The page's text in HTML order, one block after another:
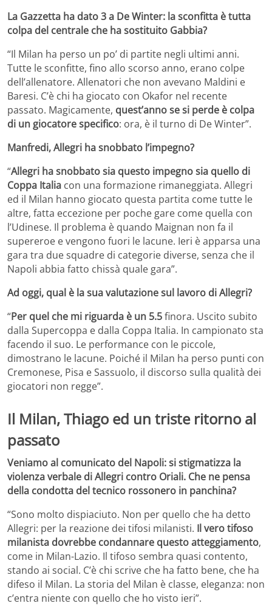
La Gazzetta ha dato 3 a De Winter: la sconfitta è tutta
colpa del centrale che ha sostituito Gabbia?
“Il Milan ha perso un po’ di partite negli ultimi anni.
Tutte le sconfitte, fino allo scorso anno, erano colpe
dell’allenatore. Allenatori che non avevano Maldini e
Baresi. C’è chi ha giocato con Okafor nel recente
passato. Magicamente, quest’anno se si perde è colpa
di un giocatore specifico: ora, è il turno di De Winter”.
Manfredi, Allegri ha snobbato l’impegno?
“Allegri ha snobbato sia questo impegno sia quello di
Coppa Italia con una formazione rimaneggiata. Allegri
ed il Milan hanno giocato questa partita come tutte le
altre, fatta eccezione per poche gare come quella con
l’Udinese. Il problema è quando Maignan non fa il
supereroe e vengono fuori le lacune. Ieri è apparsa una
gara tra due squadre di categorie diverse, senza che il
Napoli abbia fatto chissà quale gara”.
Ad oggi, qual è la sua valutazione sul lavoro di Allegri?
“Per quel che mi riguarda è un 5.5finora. Uscito subito
dalla Supercoppa e dalla Coppa Italia. In campionato sta
facendo il suo. Le performance con le piccole,
dimostrano le lacune. Poiché il Milan ha perso punti con
Cremonese, Pisa e Sassuolo, il discorso sulla qualità dei
giocatori non regge”.
Il Milan, Thiago ed un triste ritorno al
passato
Veniamo al comunicato del Napoli: si stigmatizza la
violenza verbale di Allegri contro Oriali. Che ne pensa
della condotta del tecnico rossonero in panchina?
“Sono molto dispiaciuto. Non per quello che ha detto
Allegri: per la reazione dei tifosi milanisti. Il vero tifoso
milanista dovrebbe condannare questo atteggiamento,
come in Milan-Lazio. Il tifoso sembra quasi contento,
stando ai social. C’è chi scrive che ha fatto bene, che ha
difeso il Milan. La storia del Milan è classe, eleganza: non
c’entra niente con quello che ho visto ieri”.